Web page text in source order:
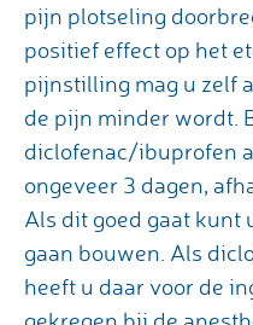
pijn plotseling
positief effect op het
pijnstilling mag u zelf
de pijn minder wordt.
diclofenac/ibuprofen
ongeveer 3 dagen,
Als dit goed gaat kunt
gaan bouwen. Als
heeft u daar voor de